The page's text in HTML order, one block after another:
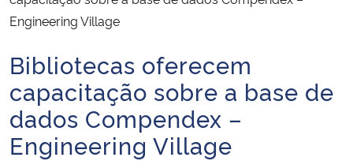
Ministério da Economia
Ministério da Infraestrutura
Ministério da Agricultura, Pecuária e Abastecimento
Ministério da Educação
Engineering Village
Início do conteúdo
Bibliotecas oferecem
capacitação sobre a base de
dados Compendex –
Engineering Village